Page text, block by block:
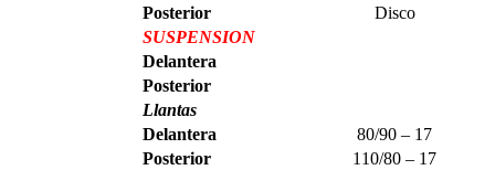
Posterior
Disco
SUSPENSION
Delantera
Posterior
Llantas
Delantera
80/90 – 17
Posterior
110/80 – 17